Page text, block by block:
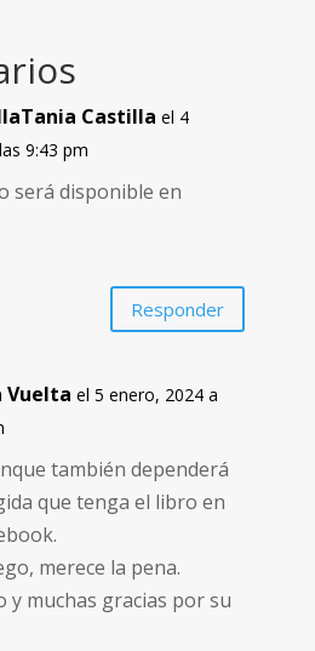
Castilla el 4
9:43 pm
será disponible en
Responder
Vuelta el 5 enero, 2024 a
también dependerá
que tenga el libro en
merece la pena.
y muchas gracias por su